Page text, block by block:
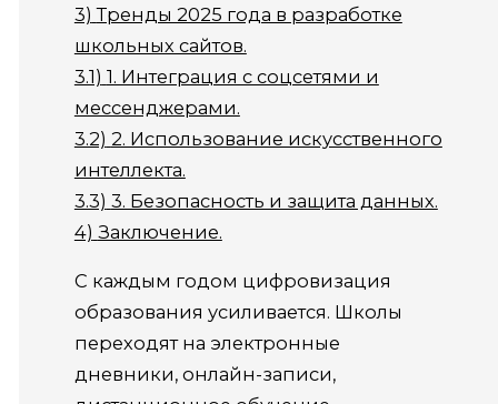
3) Тренды 2025 года в разработке
школьных сайтов.
3.1) 1. Интеграция с соцсетями и
мессенджерами.
3.2) 2. Использование искусственного
интеллекта.
3.3) 3. Безопасность и защита данных.
4) Заключение.
С каждым годом цифровизация
образования усиливается. Школы
переходят на электронные
дневники, онлайн-записи,